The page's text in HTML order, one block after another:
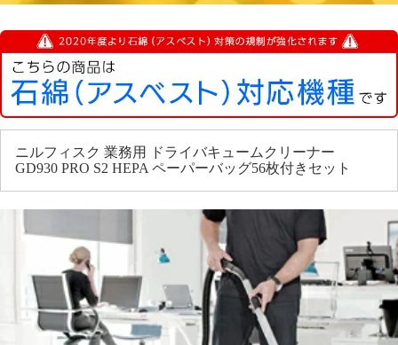
ニルフィスク 業務用 ドライバキュームクリーナー
GD930 PRO S2 HEPA ペーパーバッグ56枚付きセット